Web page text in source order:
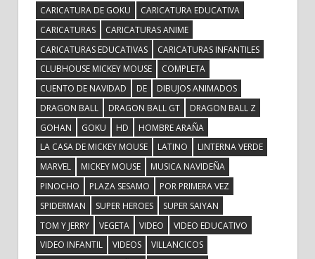
CARICATURA DE GOKU
CARICATURA EDUCATIVA
CARICATURAS
CARICATURAS ANIME
CARICATURAS EDUCATIVAS
CARICATURAS INFANTILES
CLUBHOUSE MICKEY MOUSE
COMPLETA
CUENTO DE NAVIDAD
DE
DIBUJOS ANIMADOS
DRAGON BALL
DRAGON BALL GT
DRAGON BALL Z
GOHAN
GOKU HD
HOMBRE ARAÑA
LA CASA DE MICKEY MOUSE
LATINO
LINTERNA VERDE
MARVEL
MICKEY MOUSE
MUSICA NAVIDEÑA
PINOCHO
PLAZA SESAMO
POR PRIMERA VEZ
SPIDERMAN
SUPER HEROES
SUPER SAIYAN
TOM Y JERRY
VEGETA VIDEO
VIDEO EDUCATIVO
VIDEO INFANTIL
VIDEOS
VILLANCICOS